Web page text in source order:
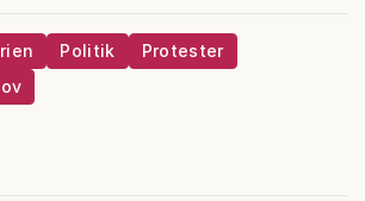
Politik
Protester